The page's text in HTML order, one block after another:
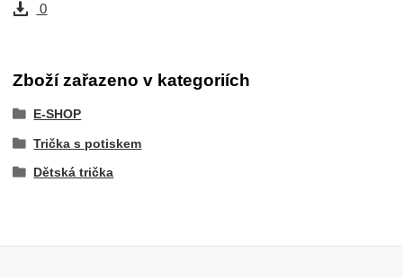
0
Zboží zařazeno v kategoriích
E-SHOP
Trička s potiskem
Dětská trička